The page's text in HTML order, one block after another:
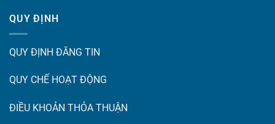
QUY ĐỊNH
QUY ĐỊNH ĐĂNG TIN
QUY CHẾ HOẠT ĐỘNG
ĐIỀU KHOẢN THỎA THUẬN